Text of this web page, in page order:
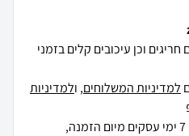
וכן עיכובים קלים בזמני
למדיניות המשלוחים, ולמדיניות